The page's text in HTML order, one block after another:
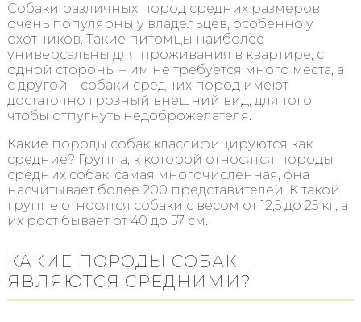
Собаки различных пород средних размеров
очень популярны у владельцев, особенно у
охотников. Такие питомцы наиболее
универсальны для проживания в квартире, с
одной стороны – им не требуется много места, а
с другой – собаки средних пород имеют
достаточно грозный внешний вид, для того
чтобы отпугнуть недоброжелателя.
Какие породы собак классифицируются как
средние? Группа, к которой относятся породы
средних собак, самая многочисленная, она
насчитывает более 200 представителей. К такой
группе относятся собаки с весом от 12,5 до 25 кг, а
их рост бывает от 40 до 57 см.
КАКИЕ ПОРОДЫ СОБАК
ЯВЛЯЮТСЯ СРЕДНИМИ?